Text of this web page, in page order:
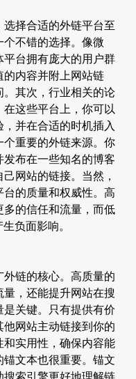
择合适的外链平台至
不错的选择。像微
台拥有庞大的用户群
内容并附上网站链
其次，行业相关的论
这些平台上，你可以
并在合适的时机插入
重要的外链来源。你
布在一些知名的博客
网站的链接。当然，
的质量和权威性。高
的信任和流量，而低
负面影响。
链的核心。高质量的
，还能提升网站在搜
关键。只有提供有价
网站主动链接到你的
实用性，确保内容能
文本也很重要。锚文